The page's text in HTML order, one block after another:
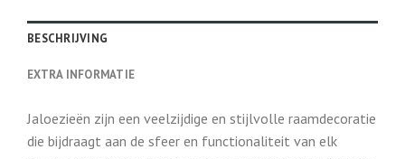
BESCHRIJVING
EXTRA INFORMATIE
Jaloezieën zijn een veelzijdige en stijlvolle raamdecoratie
die bijdraagt aan de sfeer en functionaliteit van elk